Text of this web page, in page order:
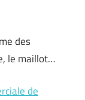
des
le maillot…
de